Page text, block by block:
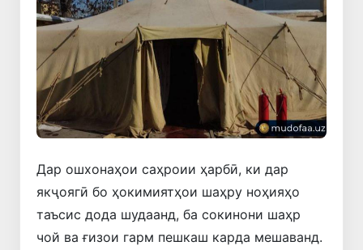
Дар ошхонаҳои саҳроии ҳарбӣ, ки дар
якҷоягӣ бо ҳокимиятҳои шаҳру ноҳияҳо
таъсис дода шудаанд, ба сокинони шаҳр
чой ва ғизои гарм пешкаш карда мешаванд.